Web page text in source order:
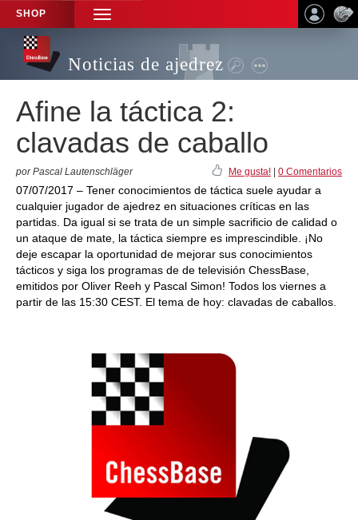
SHOP
TOGGLE
NAVIGATION
Noticias de ajedrez
Afine la táctica 2:
clavadas de caballo
por Pascal Lautenschläger Me gusta! 0 Comentarios
07/07/2017 – Tener conocimientos de táctica suele ayudar a
cualquier jugador de ajedrez en situaciones críticas en las
partidas. Da igual si se trata de un simple sacrificio de calidad o
un ataque de mate, la táctica siempre es imprescindible. ¡No
deje escapar la oportunidad de mejorar sus conocimientos
tácticos y siga los programas de de televisión ChessBase,
emitidos por Oliver Reeh y Pascal Simon! Todos los viernes a
partir de las 15:30 CEST. El tema de hoy: clavadas de caballos.